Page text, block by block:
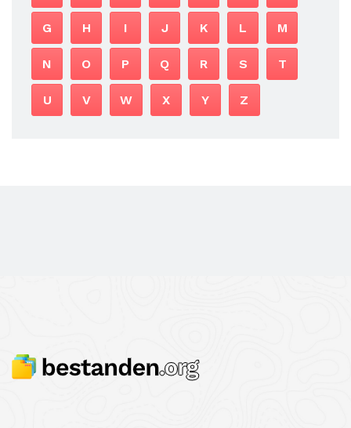
G H I J K L M
N O P Q R S T
U V W X Y Z